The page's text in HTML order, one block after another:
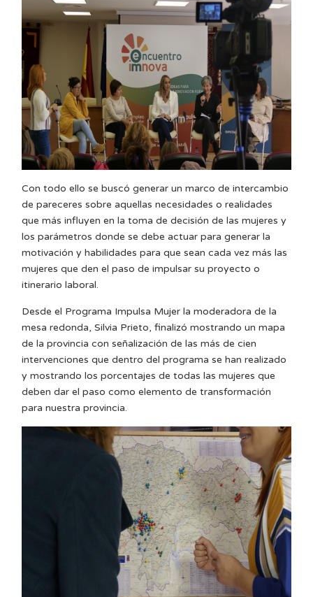
Con todo ello se buscó generar un marco de intercambio
de pareceres sobre aquellas necesidades o realidades
que más influyen en la toma de decisión de las mujeres y
los parámetros donde se debe actuar para generar la
motivación y habilidades para que sean cada vez más las
mujeres que den el paso de impulsar su proyecto o
itinerario laboral.
Desde el Programa Impulsa Mujer la moderadora de la
mesa redonda, Silvia Prieto, finalizó mostrando un mapa
de la provincia con señalización de las más de cien
intervenciones que dentro del programa se han realizado
y mostrando los porcentajes de todas las mujeres que
deben dar el paso como elemento de transformación
para nuestra provincia.